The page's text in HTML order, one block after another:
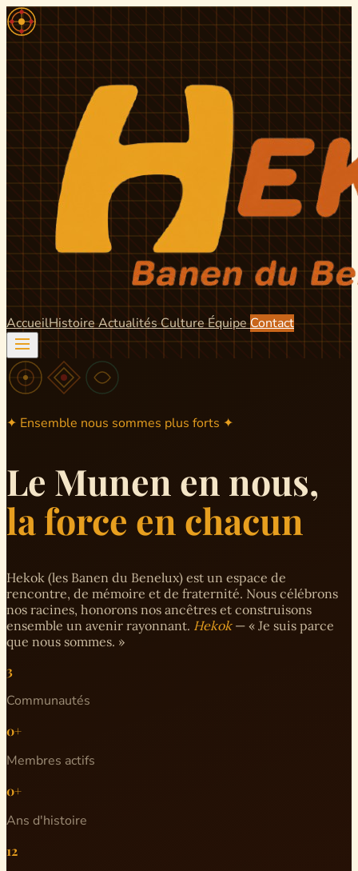
AccueilHistoire ActualitésCulture Équipe Contact
✦ Ensemble nous sommes plus forts ✦
Le Munen en nous,
la force en chacun
Hekok (les Banen du Benelux) est un espace de
rencontre, de mémoire et de fraternité. Nous célébrons
nos racines, honorons nos ancêtres et construisons
ensemble un avenir rayonnant. Hekok— « Je suis parce
que nous sommes. »
3
Communautés
0+
Membres actifs
0+
Ans d'histoire
12